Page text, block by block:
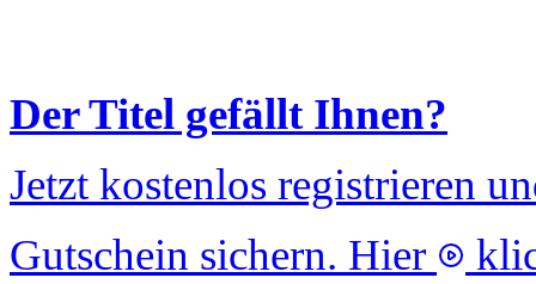
Der Titel gefällt Ihnen?
Jetzt kostenlos registrieren
Gutschein sichern. Hier